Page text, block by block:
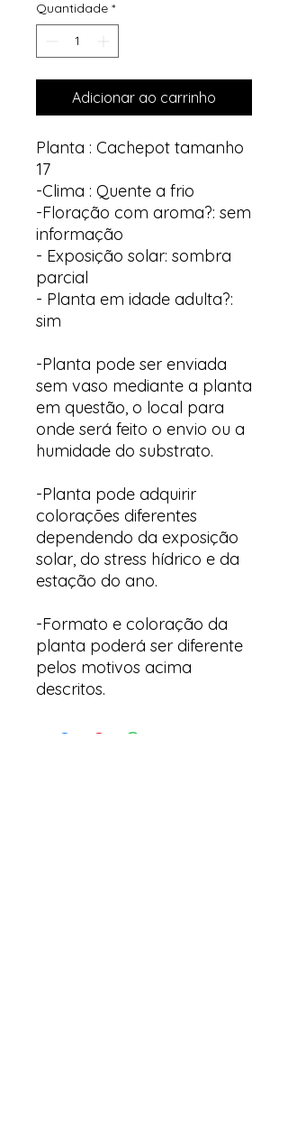
Quantidade *
Adicionar ao carrinho
Planta : Cachepot tamanho
17
-Clima : Quente a frio
-Floração com aroma?: sem
informação
- Exposição solar: sombra
parcial
- Planta em idade adulta?:
sim
-Planta pode ser enviada
sem vaso mediante a planta
em questão, o local para
onde será feito o envio ou a
humidade do substrato.
-Planta pode adquirir
colorações diferentes
dependendo da exposição
solar, do stress hídrico e da
estação do ano.
-Formato e coloração da
planta poderá ser diferente
pelos motivos acima
descritos.